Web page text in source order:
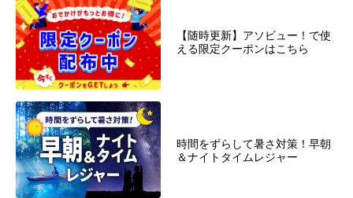
【随時更新】アソビュー！で使
える限定クーポンはこちら
時間をずらして暑さ対策！早朝
＆ナイトタイムレジャー